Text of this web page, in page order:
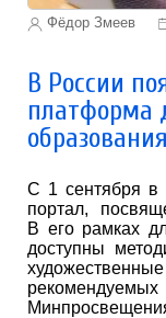
Фёдор Змеев
В России
платформа
образования
С 1 сентября в
портал,
В его рамках
доступны
рекомендуемых